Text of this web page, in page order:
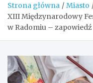
Strona główna
Miasto
XIII Międzynarodowy
w Radomiu –